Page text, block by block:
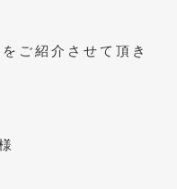
ご紹介させて頂き